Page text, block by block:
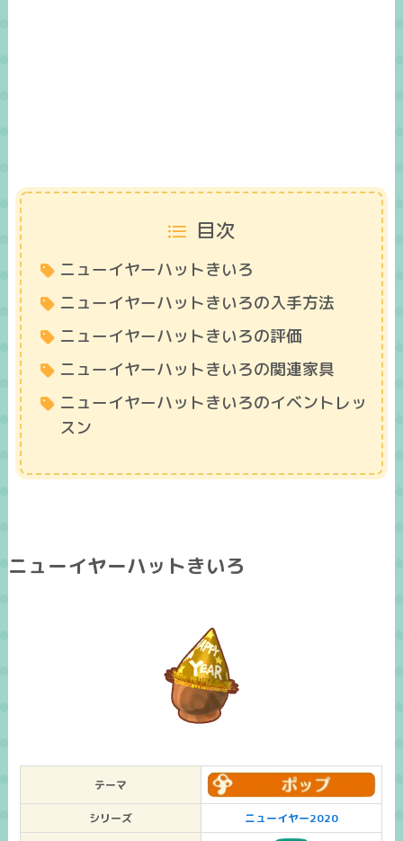
目次
ニューイヤーハットきいろ
ニューイヤーハットきいろの入手方法
ニューイヤーハットきいろの評価
ニューイヤーハットきいろの関連家具
ニューイヤーハットきいろのイベントレッ
スン
ニューイヤーハットきいろ
テーマ
シリーズ ニューイヤー2020